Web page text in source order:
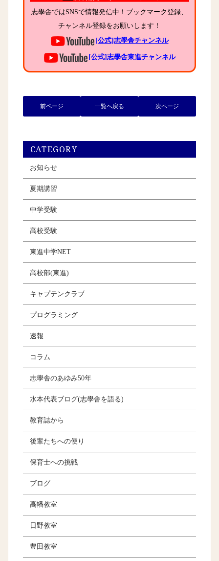
志學舎ではSNSで情報発信中！ブックマーク登録、
チャンネル登録をお願いします！
[公式]志學舎チャンネル
[公式]志學舎東進チャンネル
前ページ 一覧へ戻る 次ページ
CATEGORY
お知らせ
夏期講習
中学受験
高校受験
東進中学NET
高校部(東進)
キャプテンクラブ
プログラミング
速報
コラム
志學舎のあゆみ50年
水本代表ブログ(志學舎を語る)
教育誌から
後輩たちへの便り
保育士への挑戦
ブログ
高幡教室
日野教室
豊田教室